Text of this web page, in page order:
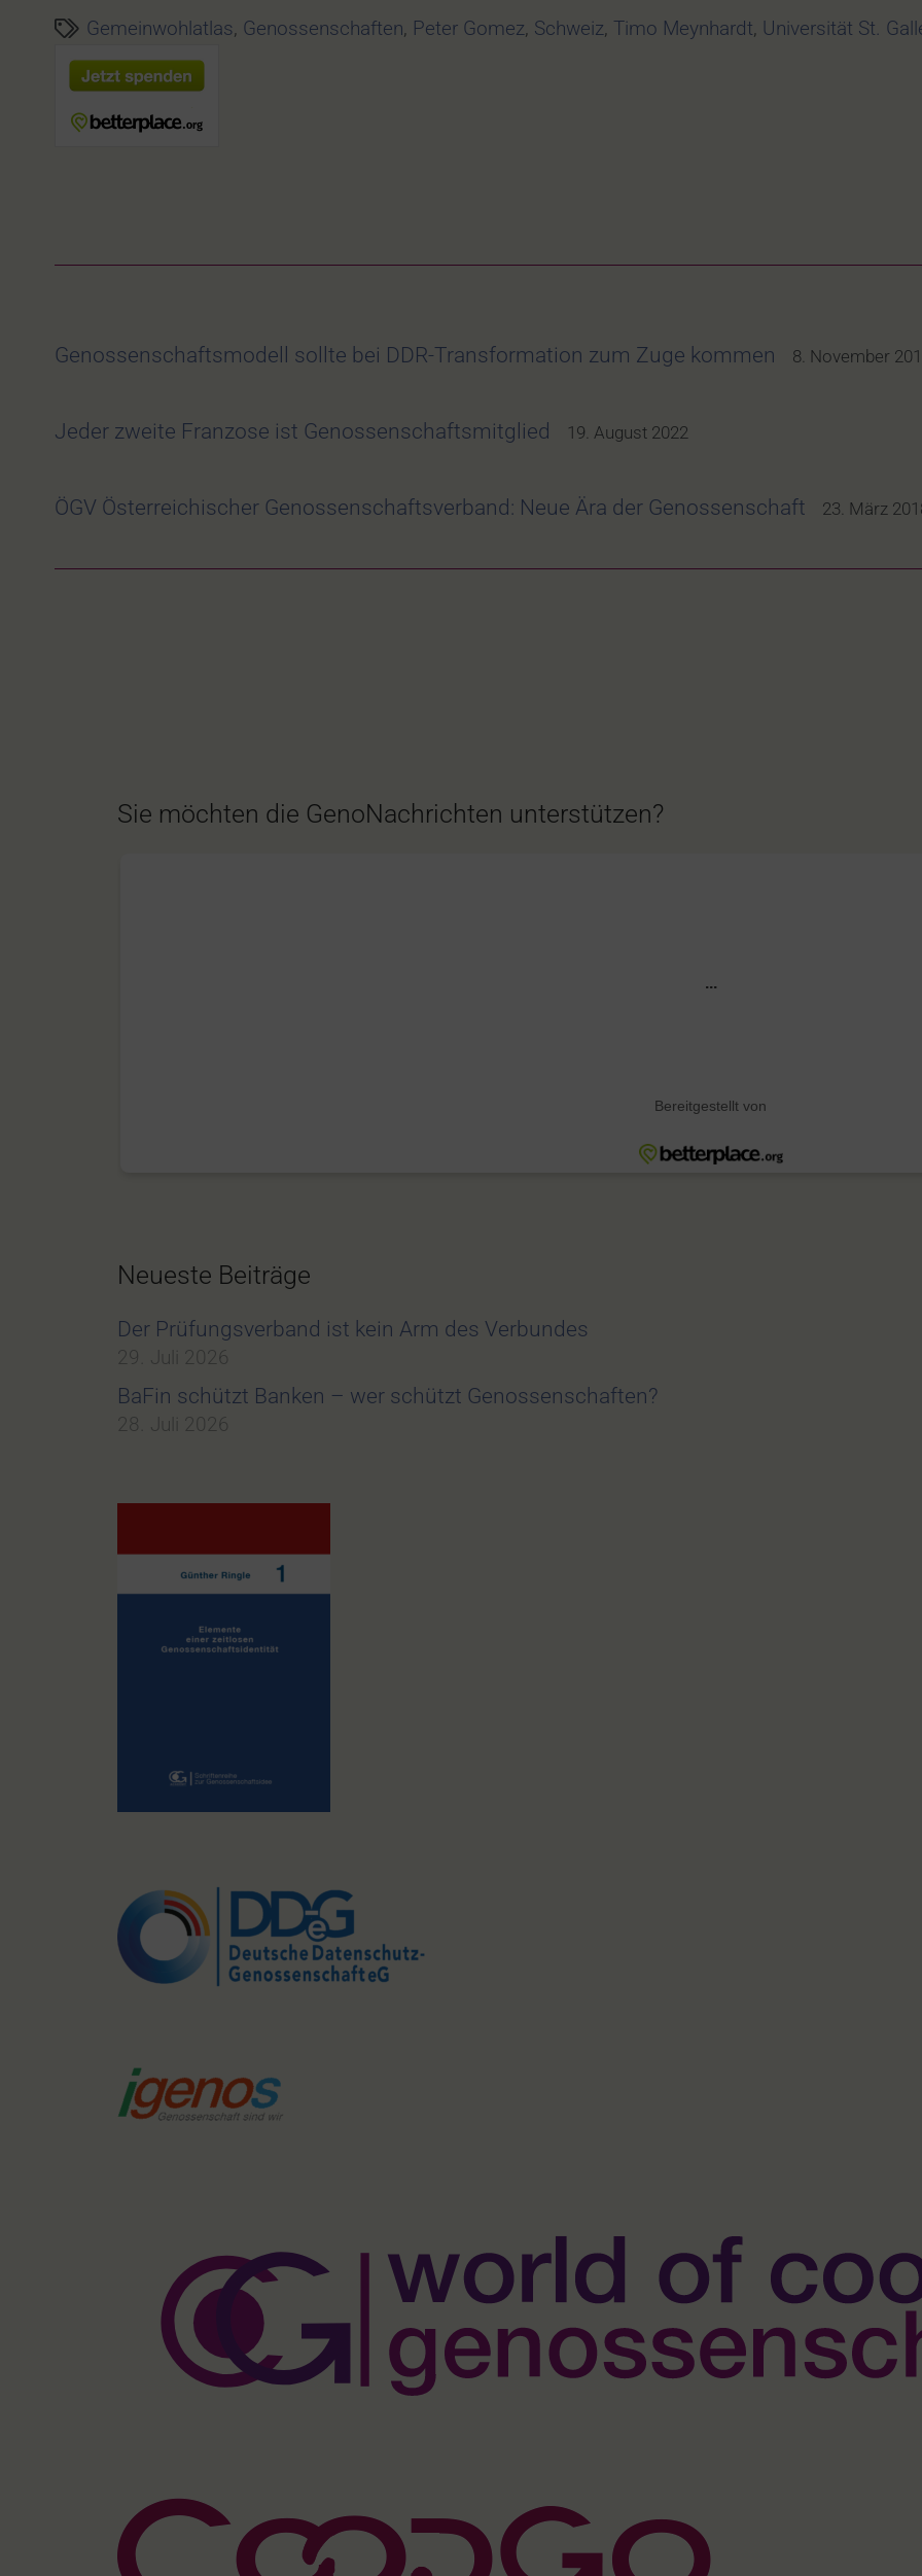
Gemeinwohlatlas, Genossenschaften, Peter Gomez, Schweiz,Timo Meynhardt, Universität St.
Genossenschaftsmodell sollte bei DDR-Transformation zum Zuge kommen 8. November
Jeder zweite Franzose ist Genossenschaftsmitglied 19. August 2022
ÖGV Österreichischer Genossenschaftsverband: Neue Ära der Genossenschaft 23. März
Sie möchten die GenoNachrichten unterstützen?
Neueste Beiträge
Der Prüfungsverband ist kein Arm des Verbundes
29. Juli 2026
BaFin schützt Banken – wer schützt Genossenschaften?
28. Juli 2026